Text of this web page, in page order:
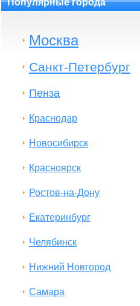
Популярные города
Москва
Санкт-Петербург
Пенза
Краснодар
Новосибирск
Красноярск
Ростов-на-Дону
Екатеринбург
Челябинск
Нижний Новгород
Самара